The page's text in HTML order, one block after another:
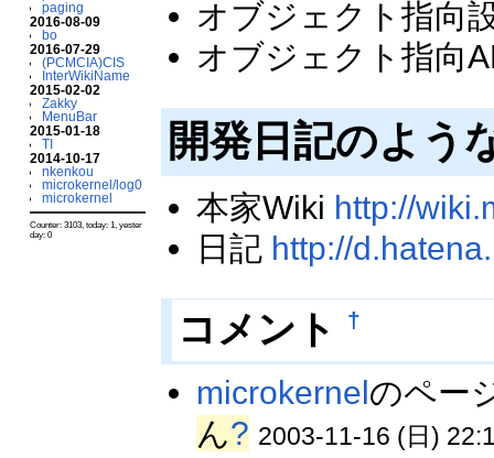
paging
2016-08-09
bo
2016-07-29
(PCMCIA)CIS
InterWikiName
2015-02-02
Zakky
MenuBar
2015-01-18
TI
2014-10-17
nkenkou
microkernel/log0
microkernel
Counter: 3103, today: 1, yester
day: 0
オブジェクト指向
オブジェクト指向
開発日記のよう
本家Wiki http://
日記 http://
コメント †
microkernel のペー
ん? 2003-11-16 (日)